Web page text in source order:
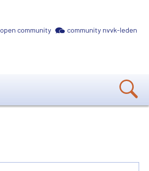
open community community nvvk-leden